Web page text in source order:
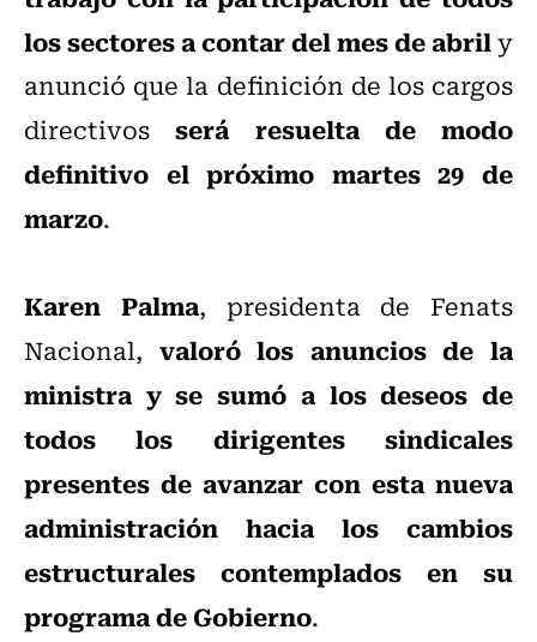
los sectores a contar del mes de abrily
anunció que la definición de los cargos
directivosserá resuelta de modo
definitivo el próximo martes 29 de
marzo.
Karen Palma, presidenta de Fenats
Nacional, valoró los anuncios de la
ministra y se sumó a los deseos de
todos los dirigentes sindicales
presentes de avanzar con esta nueva
administración hacia los cambios
estructurales contemplados en su
programa de Gobierno.